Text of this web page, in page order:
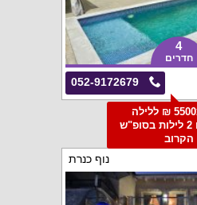
4
חדרים
052-9172679
החל מ5500 ₪ ללילה
למזמינים 2 לילות בסופ"ש
הקרוב
נוף כנרת